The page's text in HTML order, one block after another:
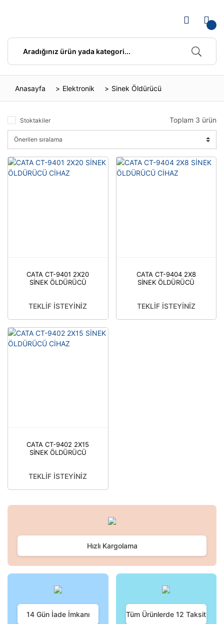
Anasayfa Elektronik Sinek Öldürücü
Stoktakiler Toplam 3 ürün
CATA CT-9401 2X20
SİNEK ÖLDÜRÜCÜ
TEKLİF İSTEYİNİZ
CATA CT-9404 2X8
SİNEK ÖLDÜRÜCÜ
TEKLİF İSTEYİNİZ
CATA CT-9402 2X15
SİNEK ÖLDÜRÜCÜ
TEKLİF İSTEYİNİZ
Hızlı Kargolama
14 Gün İade İmkanı Tüm Ürünlerde 12 Taksit